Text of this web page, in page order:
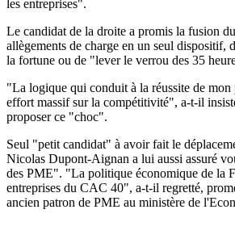
les entreprises".
Le candidat de la droite a promis la fusion
allègements de charge en un seul dispositif,
la fortune ou de "lever le verrou des 35
"La logique qui conduit à la réussite de mon
effort massif sur la compétitivité", a-t-il
proposer ce "choc".
Seul "petit candidat" à avoir fait le
Nicolas Dupont-Aignan a lui aussi assuré
des PME". "La politique économique de la
entreprises du CAC 40", a-t-il regretté,
ancien patron de PME au ministère de